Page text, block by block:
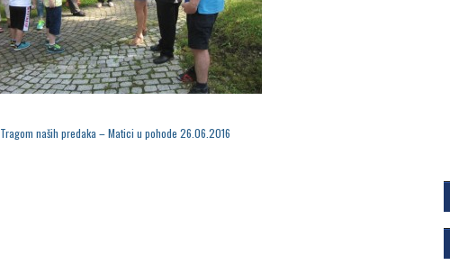
Tragom naših predaka – Matici u pohode 26.06.2016